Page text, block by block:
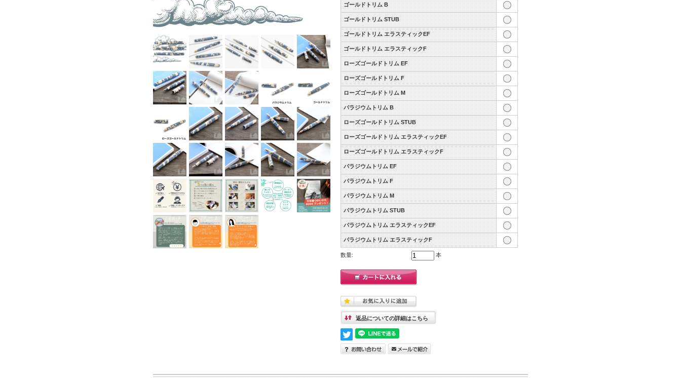
ゴールドトリム B
ゴールドトリム STUB
ゴールドトリム エラスティックEF
ゴールドトリム エラスティックF
ローズゴールドトリム EF
ローズゴールドトリム F
ローズゴールドトリム M
パラジウムトリム B
ローズゴールドトリム STUB
ローズゴールドトリム エラスティックEF
ローズゴールドトリム エラスティックF
パラジウムトリム EF
パラジウムトリム F
パラジウムトリム M
パラジウムトリム STUB
パラジウムトリム エラスティックEF
パラジウムトリム エラスティックF
数量: 本
返品についての詳細はこちら